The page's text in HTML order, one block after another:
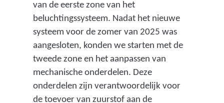
van de eerste zone van het
beluchtingssysteem. Nadat het nieuwe
systeem voor de zomer van 2025 was
aangesloten, konden we starten met de
tweede zone en het aanpassen van
mechanische onderdelen. Deze
onderdelen zijn verantwoordelijk voor
de toevoer van zuurstof aan de